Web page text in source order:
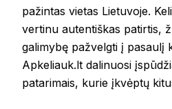
pažintas vietas Lietuvoje.
vertinu autentiškas patirtis,
galimybę pažvelgti į pasaulį
Apkeliauk.lt dalinuosi
patarimais, kurie įkvėptų